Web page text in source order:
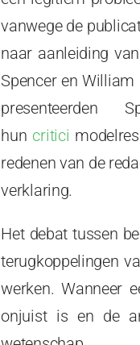
vanwege de
naar aanleiding
Spencer en
hun critici
redenen van de
verklaring.
Het debat tussen
terugkoppelingen
werken. Wanneer
onjuist is en de